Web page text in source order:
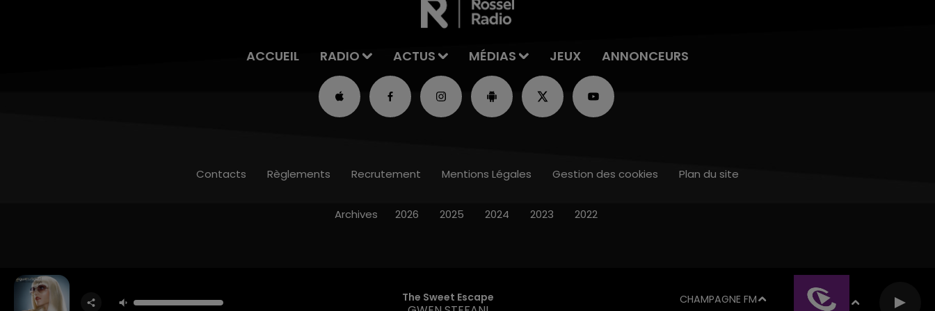
ACCUEIL RADIO ACTUS MÉDIAS JEUX ANNONCEURS
The Sweet Escape CHAMPAGNE FM
Contacts Règlements Recrutement Mentions Légales Gestion des cookies Plan du site
Archives 2026 2025 2024 2023 2022